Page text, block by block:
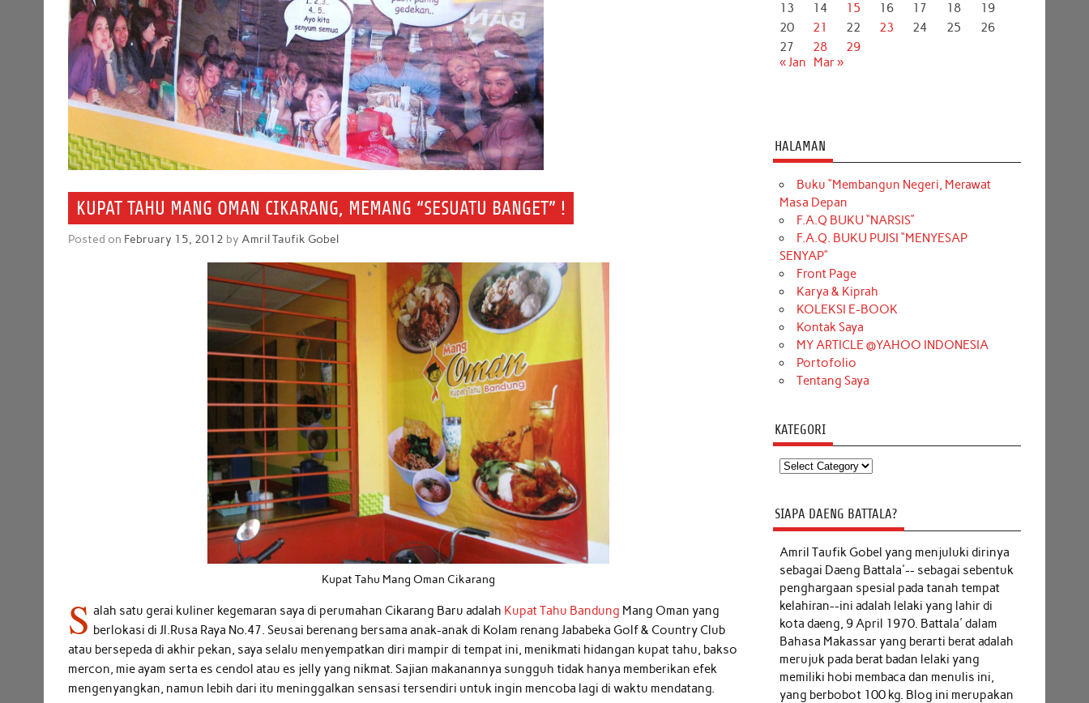
KUPAT TAHU MANG OMAN CIKARANG, MEMANG “SESUATU BANGET” !
Posted on February 15, 2012 byAmril Taufik Gobel
Kupat Tahu Mang Oman Cikarang
S alah satu gerai kuliner kegemaran saya di perumahan Cikarang Baru adalah Kupat Tahu Bandung Mang Oman yang
berlokasi di Jl.Rusa Raya No.47. Seusai berenang bersama anak-anak di Kolam renang Jababeka Golf & Country Club
atau bersepeda di akhir pekan, saya selalu menyempatkan diri mampir di tempat ini, menikmati hidangan kupat tahu, bakso
mercon, mie ayam serta es cendol atau es jelly yang nikmat. Sajian makanannya sungguh tidak hanya memberikan efek
mengenyangkan, namun lebih dari itu meninggalkan sensasi tersendiri untuk ingin mencoba lagi di waktu mendatang.
13
14 15 16 17 18
19
20
21 22 23 24 25
26
27
28
29
« Jan
Mar »
HALAMAN
Buku “Membangun Negeri, Merawat
Masa Depan
F.A.Q BUKU “NARSIS”
F.A.Q. BUKU PUISI “MENYESAP
SENYAP”
Front Page
Karya & Kiprah
KOLEKSI E-BOOK
Kontak Saya
MY ARTICLE @YAHOO INDONESIA
Portofolio
Tentang Saya
KATEGORI
Kategori
SIAPA DAENG BATTALA?
Amril Taufik Gobel yang menjuluki dirinya
sebagai Daeng Battala'-- sebagai sebentuk
penghargaan spesial pada tanah tempat
kelahiran--ini adalah lelaki yang lahir di
kota daeng, 9 April 1970. Battala' dalam
Bahasa Makassar yang berarti berat adalah
merujuk pada berat badan lelaki yang
memiliki hobi membaca dan menulis ini,
yang berbobot 100 kg. Blog ini merupakan